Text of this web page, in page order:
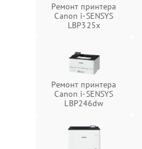
Ремонт принтера
Canon i-SENSYS
LBP325x
Ремонт принтера
Canon i-SENSYS
LBP246dw